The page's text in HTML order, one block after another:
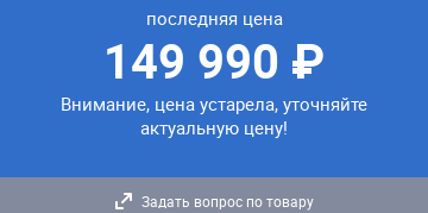
последняя цена
149 990 ₽
Внимание, цена устарела, уточняйте
актуальную цену!
Задать вопрос по товару